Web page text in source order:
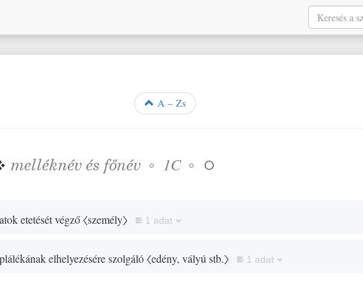
A – Zs
melléknév és főnév ◦ 1C◦ 
etetését végző〈személy〉 1 adat
elhelyezésére szolgáló〈edény, vályú stb.〉 1 adat